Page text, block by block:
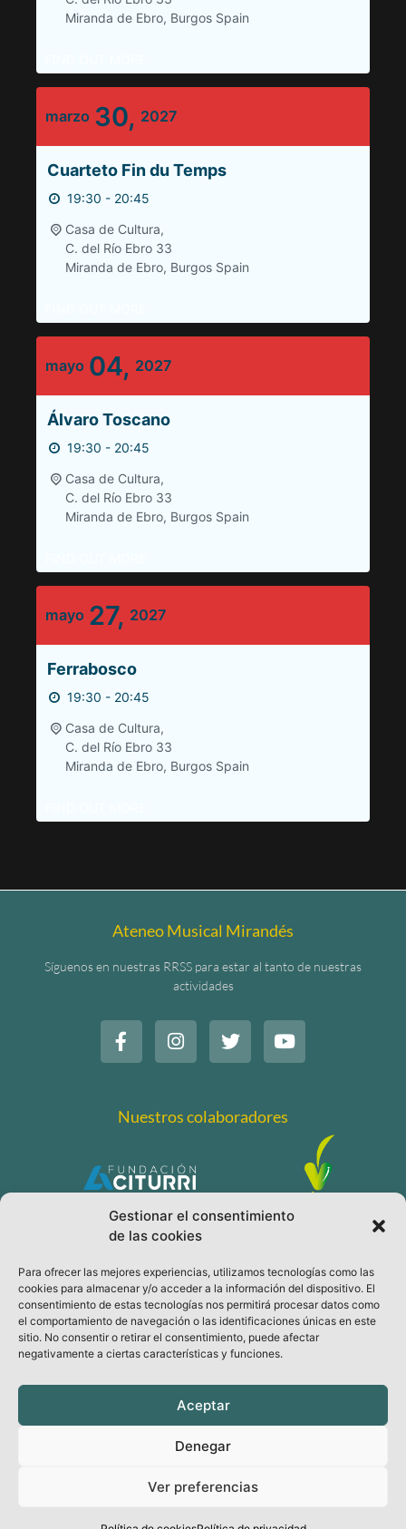
Gestionar el consentimiento
de las cookies
Para ofrecer las mejores experiencias, utilizamos tecnologías como las
cookies para almacenar y/o acceder a la información del dispositivo. El
consentimiento de estas tecnologías nos permitirá procesar datos como
el comportamiento de navegación o las identificaciones únicas en este
sitio. No consentir o retirar el consentimiento, puede afectar
negativamente a ciertas características y funciones.
Aceptar
Denegar
Ver preferencias
Miranda de Ebro, Burgos Spain
marzo 30, 2027
Cuarteto Fin du Temps
19:30 - 20:45
Casa de Cultura,
C. del Río Ebro 33
Miranda de Ebro, Burgos Spain
mayo 04, 2027
Álvaro Toscano
19:30 - 20:45
Casa de Cultura,
C. del Río Ebro 33
Miranda de Ebro, Burgos Spain
mayo 27, 2027
Ferrabosco
19:30 - 20:45
Casa de Cultura,
C. del Río Ebro 33
Miranda de Ebro, Burgos Spain
Ateneo Musical Mirandés
Síguenos en nuestras RRSS para estar al tanto de nuestras
actividades
Nuestros colaboradores
Legal
Política de Privacidad
© Todos los derechos reservados